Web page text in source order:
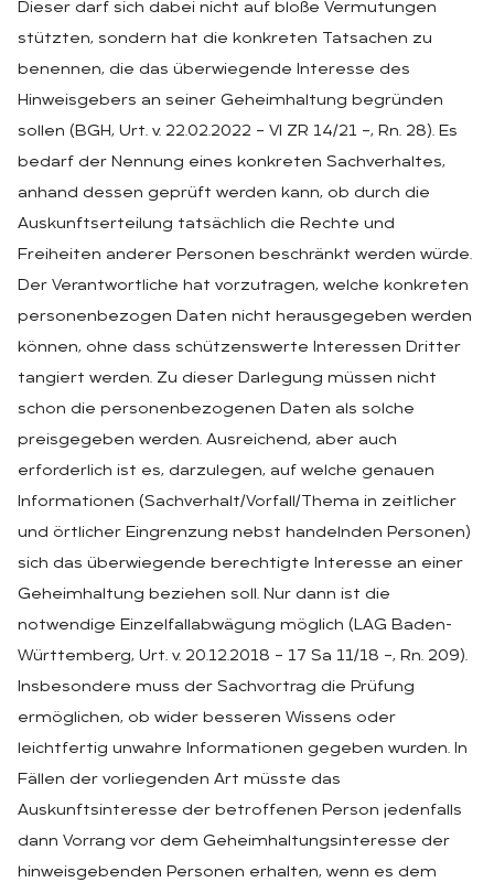
Dieser darf sich dabei nicht auf bloße Vermutungen
stützten, sondern hat die konkreten Tatsachen zu
benennen, die das überwiegende Interesse des
Hinweisgebers an seiner Geheimhaltung begründen
sollen (BGH, Urt. v. 22.02.2022 – VI ZR 14/21 –, Rn. 28). Es
bedarf der Nennung eines konkreten Sachverhaltes,
anhand dessen geprüft werden kann, ob durch die
Auskunftserteilung tatsächlich die Rechte und
Freiheiten anderer Personen beschränkt werden würde.
Der Verantwortliche hat vorzutragen, welche konkreten
personenbezogen Daten nicht herausgegeben werden
können, ohne dass schützenswerte Interessen Dritter
tangiert werden. Zu dieser Darlegung müssen nicht
schon die personenbezogenen Daten als solche
preisgegeben werden. Ausreichend, aber auch
erforderlich ist es, darzulegen, auf welche genauen
Informationen (Sachverhalt/Vorfall/Thema in zeitlicher
und örtlicher Eingrenzung nebst handelnden Personen)
sich das überwiegende berechtigte Interesse an einer
Geheimhaltung beziehen soll. Nur dann ist die
notwendige Einzelfallabwägung möglich (LAG Baden-
Württemberg, Urt. v. 20.12.2018 – 17 Sa 11/18 –, Rn. 209).
Insbesondere muss der Sachvortrag die Prüfung
ermöglichen, ob wider besseren Wissens oder
leichtfertig unwahre Informationen gegeben wurden. In
Fällen der vorliegenden Art müsste das
Auskunftsinteresse der betroffenen Person jedenfalls
dann Vorrang vor dem Geheimhaltungsinteresse der
hinweisgebenden Personen erhalten, wenn es dem